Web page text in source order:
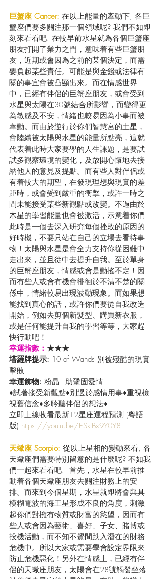
巨蟹座 Cancer: 在以上能量的牽動下, 各巨
蟹座們要多關注那一個領域呢? 我們不如即
刻來看看吧! 在較早前水星就為各個巨蟹座
朋友打開了業力之門，意味着有些巨蟹朋
友，近期或會因為之前的某個決定，而需
要負起某些責任。可能是與金錢或法律有
關的事宜會被凸顯出來。而在情感世界
中，已經有伴侶的巨蟹座朋友，或會受到
水星與太陽在30號結合所影響，而變得更
為敏感及不安，情緒也較易因為小事而被
牽動。而由於逆行於你們智慧宮的土星，
會陸續被太陽與水星的能量所點亮，這就
代表着此時大家要學的人生課題，是要試
試多觀察環境的變化，及放開心懷地去接
納他人的意見及提點。而有些人對伴侶或
有着較大的期望，在發現理想與現實的差
距時，或會受到嚴重的衝擊，或許一時之
間未能接受某些新觀點或改變。不過由於
木星的學習能量也會被激活，示意着你們
此時是一個去深入研究每個挫敗的原因的
好時機，不要只站在自己的立場去看待事
物！太陽與水星是會全力支持你從困難中
走出來，並且從中去提升自我。至於單身
的巨蟹座朋友，情感或會是動搖不定！因
而有些人或會有機會徘徊於不清不楚的關
係中，情緒較易出現波動現象。而如果想
能找到真心的話，或許你們要從自我改造
開始，例如去剪個新髮型、購買新衣服，
或是任何能提升自我的學習等等，大家趕
快行動吧！
幸運指數： ★★★
塔羅牌提示: 10 of Wands 別被殘酷的現實
擊敗
幸運飾物: 粉晶 - 助鞏固愛情
♦試著接受新觀點♦別過於感情用事♦重視檢
視舊信念♦多聆聽伴侶的想法♦
立即上線收看最新12星座運程預測 (粵語
版) https://youtu.be/ESktBx9Y0Y8
天蠍座 Scorpio: 從以上星相的變動來看, 各
天蠍座們需要特別留意的是什麼呢? 不如我
們一起來看看吧!  首先，水星在較早前推
動着各個天蠍座朋友去關注財務上的安
排。而來到今個星期，水星就即將會與具
模糊電波的海王星形成不良的角度，刺激
起你們對擁有物質或財富的慾望，因而有
些人或會因為藝術、喜好、子女、賭博或
投機活動，而不知不覺間跌入潛在的財務
危機中。所以大家或需要學會設定界限來
防止危機惡化！另外在情感上，已經有伴
侶的天蠍座朋友，太陽會在28號觸發坐落